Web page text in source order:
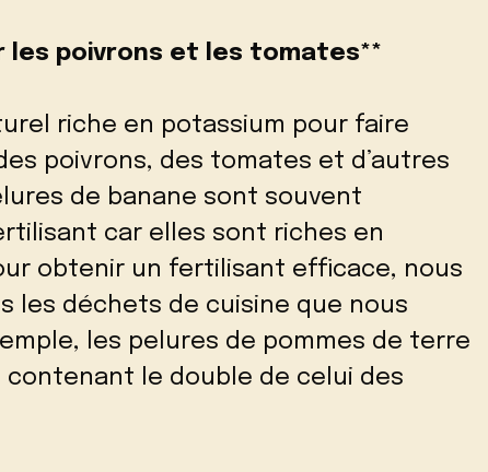
les poivrons et les tomates**
riche en potassium pour faire
poivrons, des tomates et d’autres
de banane sont souvent
car elles sont riches en
obtenir un fertilisant efficace, nous
les déchets de cuisine que nous
les pelures de pommes de terre
le double de celui des